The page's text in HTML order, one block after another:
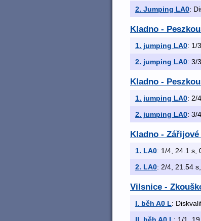
2. Jumping LA0:
Kladno -
1. jumping LA0: 1/
2. jumping LA0: 3/
Kladno -
1. jumping LA0: 2/
2. jumping LA0: 3/
Kladno -
1. LA0: 1/4, 24.1 s,
2. LA0: 2/4, 21.54
Vilsnice -
I. běh A0 L: